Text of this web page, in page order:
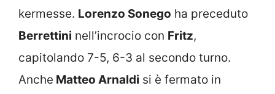
kermesse. Lorenzo Sonego ha preceduto
Berrettini nell’incrocio con Fritz,
capitolando 7-5, 6-3 al secondo turno.
Anche Matteo Arnaldi si è fermato in